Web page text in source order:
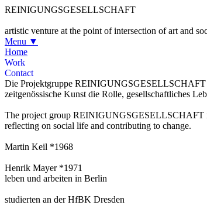
REINIGUNGSGESELLSCHAFT
artistic venture at the point of intersection of art and
Menu ▼
Home
Work
Contact
Die Projektgruppe REINIGUNGSGESELLSCHAFT
zeitgenössische Kunst die Rolle, gesellschaftliches
The project group REINIGUNGSGESELLSCHAFT
reflecting on social life and contributing to change.
Martin Keil *1968
Henrik Mayer *1971
leben und arbeiten in Berlin
studierten an der HfBK Dresden